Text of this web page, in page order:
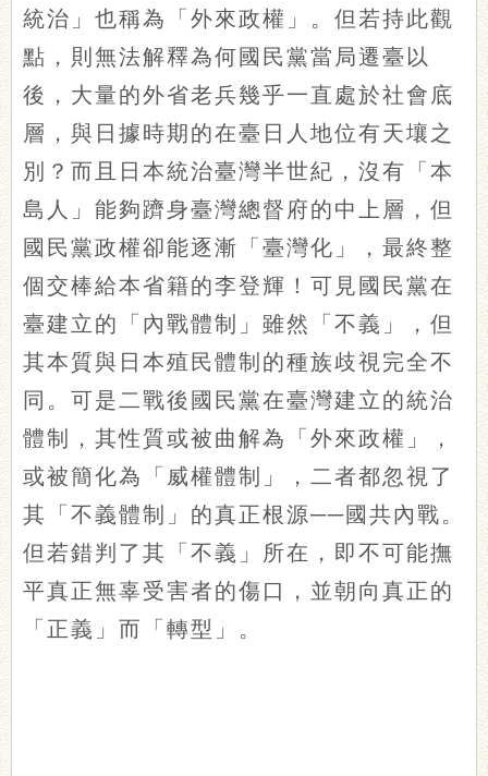
統治」也稱為「外來政權」。但若持此觀
點，則無法解釋為何國民黨當局遷臺以
後，大量的外省老兵幾乎一直處於社會底
層，與日據時期的在臺日人地位有天壤之
別？而且日本統治臺灣半世紀，沒有「本
島人」能夠躋身臺灣總督府的中上層，但
國民黨政權卻能逐漸「臺灣化」，最終整
個交棒給本省籍的李登輝！可見國民黨在
臺建立的「內戰體制」雖然「不義」，但
其本質與日本殖民體制的種族歧視完全不
同。可是二戰後國民黨在臺灣建立的統治
體制，其性質或被曲解為「外來政權」，
或被簡化為「威權體制」，二者都忽視了
其「不義體制」的真正根源──國共內戰。
但若錯判了其「不義」所在，即不可能撫
平真正無辜受害者的傷口，並朝向真正的
「正義」而「轉型」。